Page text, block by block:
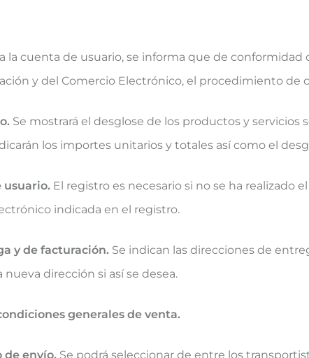
la cuenta de usuario, se informa que de conformidad
y del Comercio Electrónico, el procedimiento de
Se mostrará el desglose de los productos y
los importes unitarios y totales así como el
usuario. El registro es necesario si no se ha realizado
indicada en el registro.
y de facturación. Se indican las direcciones de
dirección si así se desea.
generales de venta.
de envío. Se podrá seleccionar de entre los